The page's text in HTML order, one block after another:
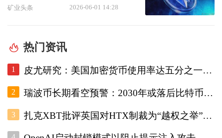
矿业头条 2026-06-01 14:28
热门资讯
1 皮尤研究：美国加密货币使用率达五分之一，调查显示普及趋势增强
2 瑞波币长期看空预警：2030年或落后比特币45% 币安官网注册快速布局
3 扎克XBT批评英国对HTX制裁为“越权之举”，地址污染波及普通用户